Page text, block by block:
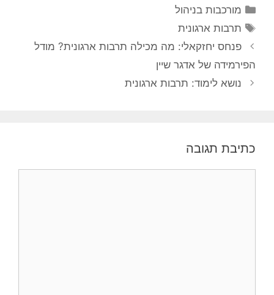
קטגוריות
מורכבות בניהול
תגיות
תרבות ארגונית
פנחס יחזקאלי: מה מכילה תרבות ארגונית? מודל
הפירמידה של אדגר שיין
נושא לימוד: תרבות ארגונית
כתיבת תגובה